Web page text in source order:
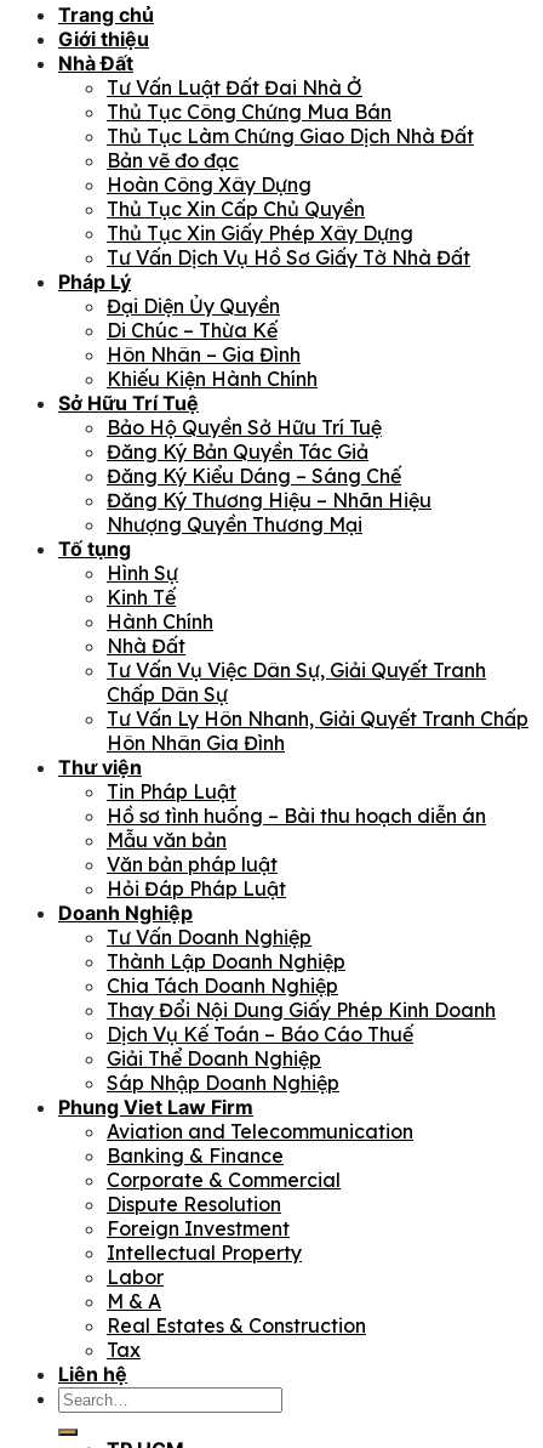
Trang chủ
Giới thiệu
Nhà Đất
Tư Vấn Luật Đất Đai Nhà Ở
Thủ Tục Công Chứng Mua Bán
Thủ Tục Làm Chứng Giao Dịch Nhà Đất
Bản vẽ đo đạc
Hoàn Công Xây Dựng
Thủ Tục Xin Cấp Chủ Quyền
Thủ Tục Xin Giấy Phép Xây Dựng
Tư Vấn Dịch Vụ Hồ Sơ Giấy Tờ Nhà Đất
Pháp Lý
Đại Diện Ủy Quyền
Di Chúc – Thừa Kế
Hôn Nhân – Gia Đình
Khiếu Kiện Hành Chính
Sở Hữu Trí Tuệ
Bảo Hộ Quyền Sở Hữu Trí Tuệ
Đăng Ký Bản Quyền Tác Giả
Đăng Ký Kiểu Dáng – Sáng Chế
Đăng Ký Thương Hiệu – Nhãn Hiệu
Nhượng Quyền Thương Mại
Tố tụng
Hình Sự
Kinh Tế
Hành Chính
Nhà Đất
Tư Vấn Vụ Việc Dân Sự, Giải Quyết Tranh
Chấp Dân Sự
Tư Vấn Ly Hôn Nhanh, Giải Quyết Tranh Chấp
Hôn Nhân Gia Đình
Thư viện
Tin Pháp Luật
Hồ sơ tình huống – Bài thu hoạch diễn án
Mẫu văn bản
Văn bản pháp luật
Hỏi Đáp Pháp Luật
Doanh Nghiệp
Tư Vấn Doanh Nghiệp
Thành Lập Doanh Nghiệp
Chia Tách Doanh Nghiệp
Thay Đổi Nội Dung Giấy Phép Kinh Doanh
Dịch Vụ Kế Toán – Báo Cáo Thuế
Giải Thể Doanh Nghiệp
Sáp Nhập Doanh Nghiệp
Phung Viet Law Firm
Aviation and Telecommunication
Banking & Finance
Corporate & Commercial
Dispute Resolution
Foreign Investment
Intellectual Property
Labor
M & A
Real Estates & Construction
Tax
Liên hệ